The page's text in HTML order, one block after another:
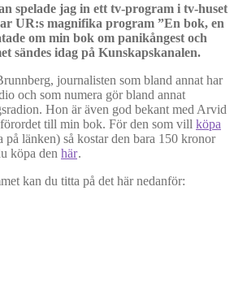
spelade jag in ett tv-program i tv-huset
UR:s magnifika program ”En bok, en
om min bok om panikångest och
sändes idag på Kunskapskanalen.
journalisten som bland annat har
och som numera gör bland annat
Hon är även god bekant med Arvid
till min bok. För den som vill köpa
på länken) så kostar den bara 150 kronor
köpa den här.
kan du titta på det här nedanför: